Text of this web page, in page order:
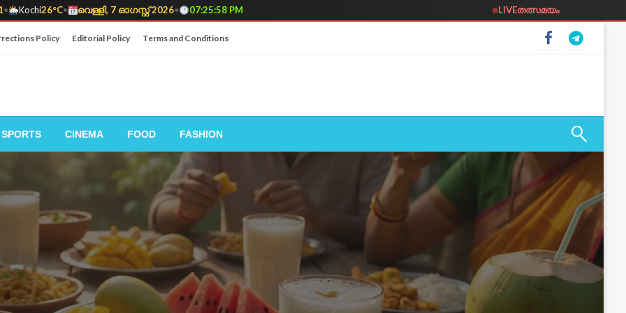
• Kochi26°C• വെള്ളി, 7 ഓഗസ്റ്റ് 2026• 07:25:59 PM LIVEതത്സമയം
Policy Editorial Policy Terms and Conditions
SPORTS CINEMA FOOD FASHION